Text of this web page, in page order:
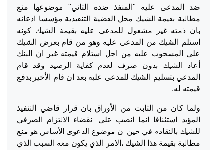
ضد المدعى عليه "المنفذ ضده الثاني" موضوعها منع
مطالبة بقيمة الشيك محل القضية التنفيذية مؤسسا ادعائه
بان ذمته غير مشغول للمدعى عليه بقيمة الشيك كونه
استلم الشيك من المدعى عليه وهو من قام بعرض الشيك
على المسحوب عليه من اجل استلام قيمته غير ان البنك
أعاد الشيك بدون صرف لعدم كفاية الرصيد وقد قام
المدعي بتسليم الشيك للمدعى عليه بعد ان قام الأخير بدفع
قيمته له.
ولما كان من الثابت من الأوراق بان قرار قاضي التنفيذ
المؤيد استئنافا انما انصب على انقضاء الالتزام الصرفي
للشيك بالتقادم في حين ان موضوع الدعوى الأساس هو منع
مطالبة بقيمة هذا الشيك ،الامر الذي يكون معه السبب الذي